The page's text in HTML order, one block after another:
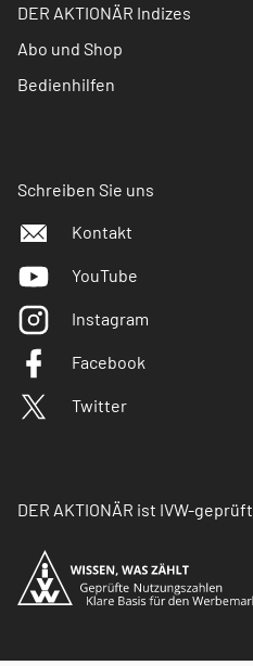
DER AKTIONÄR Indizes
Abo und Shop
Bedienhilfen
Schreiben Sie uns
Kontakt
YouTube
Instagram
Facebook
Twitter
DER AKTIONÄR ist IVW-geprüft